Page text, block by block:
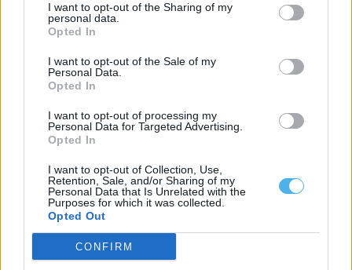
I want to opt-out of the Sharing of my
personal data.
Opted In
I want to opt-out of the Sale of my
Personal Data.
Opted In
I want to opt-out of processing my
Personal Data for Targeted Advertising.
Opted In
I want to opt-out of Collection, Use,
Retention, Sale, and/or Sharing of my
Personal Data that Is Unrelated with the
Purposes for which it was collected.
Opted Out
CONFIRM
Associação ambientalista alerta para subavaliação de
impactos ambientais de Parque Eólico
A associação ambientalista Quercus manifestou preocupação
com o projeto do Parque Eólico do Sudoeste,...